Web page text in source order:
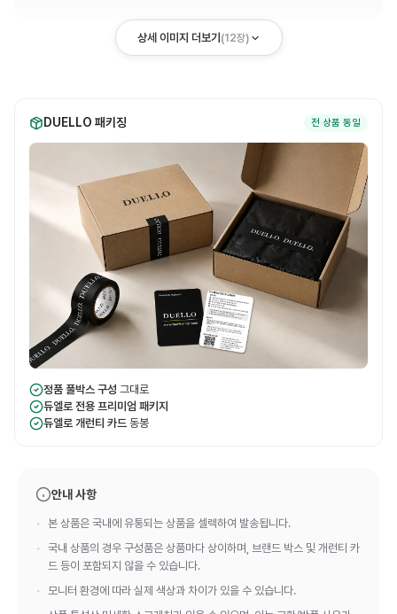
상세 이미지 더보기 (12장)
DUELLO 패키징 전 상품 동일
정품 풀박스 구성 그대로
듀엘로 전용 프리미엄 패키지
듀엘로 개런티 카드 동봉
안내 사항
본 상품은 국내에 유통되는 상품을 셀렉하여 발송됩니다.
국내 상품의 경우 구성품은 상품마다 상이하며, 브랜드 박스 및 개런티 카
드 등이 포함되지 않을 수 있습니다.
모니터 환경에 따라 실제 색상과 차이가 있을 수 있습니다.